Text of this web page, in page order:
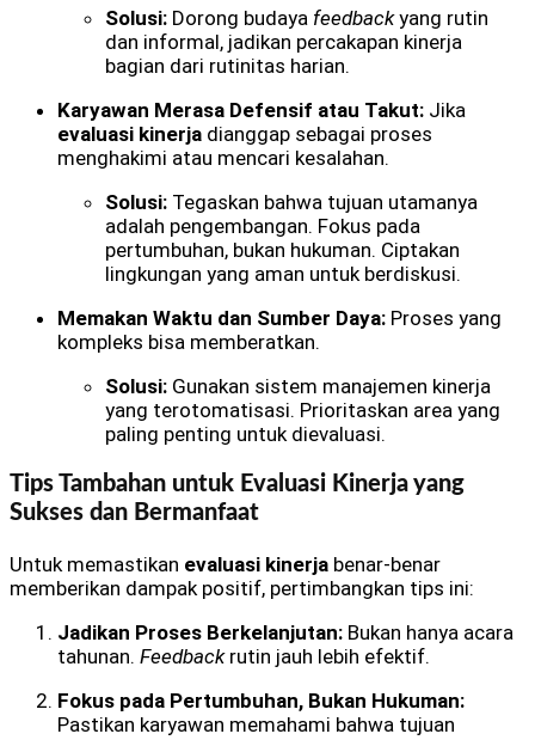
Solusi: Dorong budaya feedbackyang rutin
dan informal, jadikan percakapan kinerja
bagian dari rutinitas harian.
Karyawan Merasa Defensif atau Takut: Jika
evaluasi kinerja dianggap sebagai proses
menghakimi atau mencari kesalahan.
Solusi: Tegaskan bahwa tujuan utamanya
adalah pengembangan. Fokus pada
pertumbuhan, bukan hukuman. Ciptakan
lingkungan yang aman untuk berdiskusi.
Memakan Waktu dan Sumber Daya: Proses yang
kompleks bisa memberatkan.
Solusi: Gunakan sistem manajemen kinerja
yang terotomatisasi. Prioritaskan area yang
paling penting untuk dievaluasi.
Tips Tambahan untuk Evaluasi Kinerja yang
Sukses dan Bermanfaat
Untuk memastikan evaluasi kinerja benar-benar
memberikan dampak positif, pertimbangkan tips ini:
Jadikan Proses Berkelanjutan: Bukan hanya acara
tahunan. Feedbackrutin jauh lebih efektif.
Fokus pada Pertumbuhan, Bukan Hukuman:
Pastikan karyawan memahami bahwa tujuan